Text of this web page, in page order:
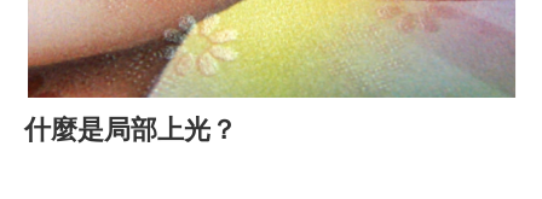
什麼是局部上光？